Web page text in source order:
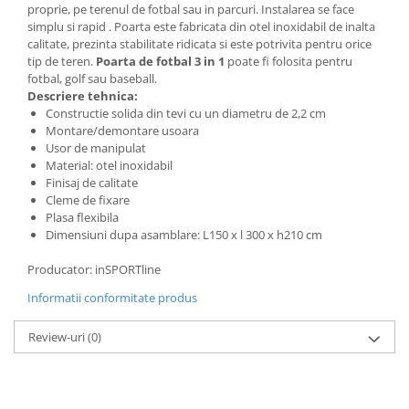
Saltele de infasat
proprie, pe terenul de fotbal sau in parcuri. Instalarea se face
simplu si rapid . Poarta este fabricata din otel inoxidabil de inalta
calitate, prezinta stabilitate ridicata si este potrivita pentru orice
tip de teren. Poarta de fotbal 3 in 1 poate fi folosita pentru
fotbal, golf sau baseball.
Descriere tehnica:
Constructie solida din tevi cu un diametru de 2,2 cm
Montare/demontare usoara
Usor de manipulat
Material: otel inoxidabil
Finisaj de calitate
Cleme de fixare
Plasa flexibila
Dimensiuni dupa asamblare: L150 x l 300 x h210 cm
Producator: inSPORTline
Informatii conformitate produs
Review-uri(0)